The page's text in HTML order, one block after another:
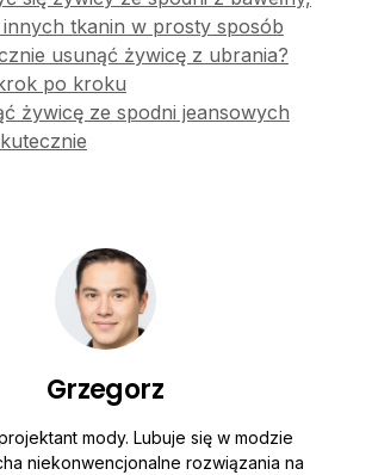
tkanin w prosty sposób
usunąć żywicę z ubrania?
po kroku
żywicę ze spodni jeansowych
Grzegorz
mody. Lubuje się w modzie
niekonwencjonalne rozwiązania na